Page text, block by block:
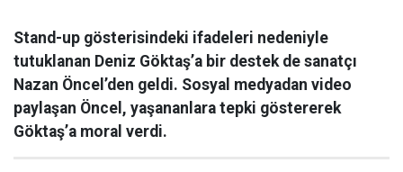
Stand-up gösterisindeki ifadeleri nedeniyle
tutuklanan Deniz Göktaş’a bir destek de sanatçı
Nazan Öncel’den geldi. Sosyal medyadan video
paylaşan Öncel, yaşananlara tepki göstererek
Göktaş’a moral verdi.